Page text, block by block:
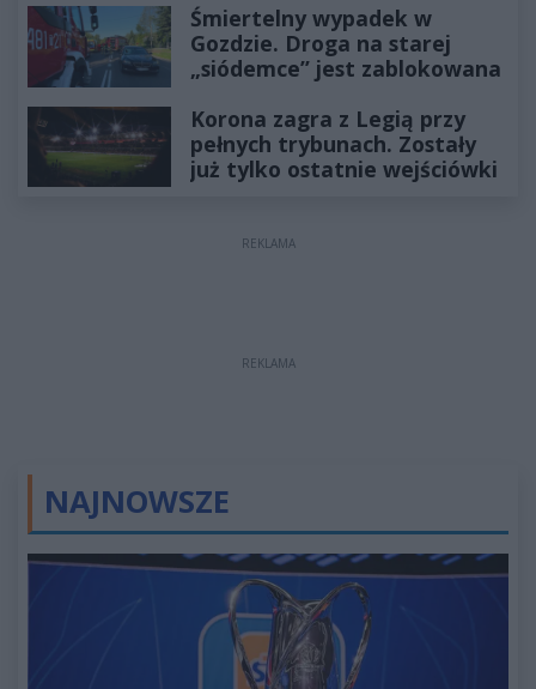
Śmiertelny wypadek w
Gozdzie. Droga na starej
„siódemce” jest zablokowana
Korona zagra z Legią przy
pełnych trybunach. Zostały
już tylko ostatnie wejściówki
REKLAMA
REKLAMA
NAJNOWSZE